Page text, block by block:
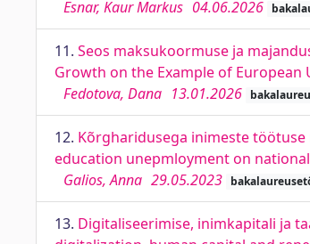
Esnar, Kaur Markus 04.06.2026
11. Seos maksukoormuse ja
Growth on the Example of European
Fedotova, Dana 13.01.2026
12. Kõrgharidusega inimeste
education unepmloyment on
Galios, Anna 29.05.2023
13. Digitaliseerimise, inimkapitali ja